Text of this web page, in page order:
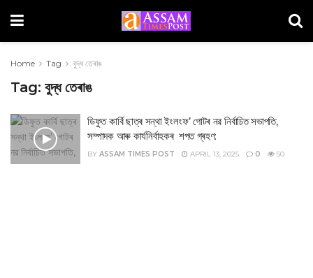
Home Tag বুদ্ধ তেৰাঙ
Tag: বুদ্ধ তেৰাঙ
ডিফুত কাৰ্বি ছাত্ৰ সন্থা ইংলংফ’ গোটৰ নৱ নিৰ্বাচিত সভাপতি,
সম্পাদক আৰু কাৰ্যনিৰ্বাহকৰ শপত গ্ৰহণ:
BY ASSAM TIMES POST APRIL 13, 2025 0 50